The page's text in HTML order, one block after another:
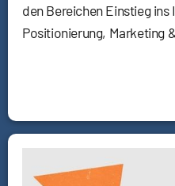
den Bereichen Einstieg
Positionierung, Marketing